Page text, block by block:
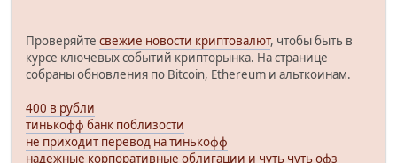
Проверяйте свежие новости криптовалют, чтобы быть в
курсе ключевых событий крипторынка. На странице
собраны обновления по Bitcoin, Ethereum и альткоинам.
400 в рубли
тинькофф банк поблизости
не приходит перевод на тинькофф
надежные корпоративные облигации и чуть чуть офз